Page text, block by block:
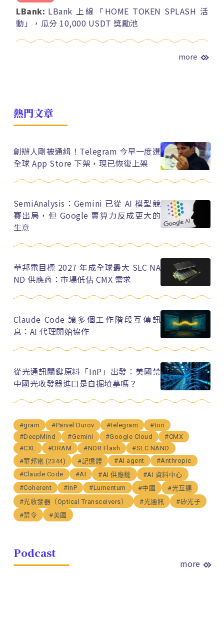
LBank: LBank 上線「HOME TOKEN SPLASH 活
動」，瓜分 10,000 USDT 獎勵池
more
熱門文章
創辦人剛被通緝！Telegram 今早一度遭
全球 App Store 下架，現已恢復上架
SemiAnalysis：Gemini 已從 AI 模型競
賽出局，但 Google 賣算力反成更大的
生意
華邦電目標 2027 年成全球最大 SLC NA
ND 供應商：市場低估 CMX 需求
Claude Code 讓多個工作階段互傳訊
息：AI 代理開始協作
從光通訊關鍵原料「InP」出發：美國禁
中國光收發器進口是自掘墳墓嗎？
#gram #Parvel Durov #telegram
#ton
#DeepMind
#Gemini #Google Cloud
#CMX
#CXL
#DRAM #NOR Flash
#SLC NAND
#華邦電 (2344)
#記憶體 #AI agent
#Anthropic
#Claude Code
#AI #AI 供應鏈
#AI 資料中心
#Coherent
#InP #Lumentum #中國
#光互連
#光收發器（Optical Transceivers）
#光通訊
#矽光子
#禁令
#美國
Podcast
more